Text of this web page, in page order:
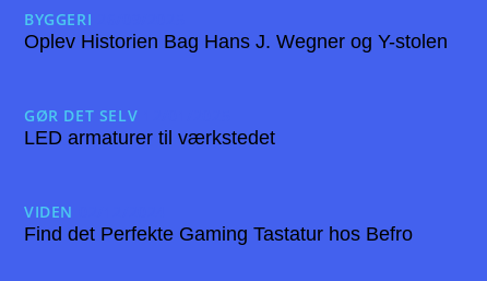
BYGGERI
Oplev Historien Bag Hans J. Wegner og Y-stolen
GØR DET SELV
LED armaturer til værkstedet
VIDEN
Find det Perfekte Gaming Tastatur hos Befro